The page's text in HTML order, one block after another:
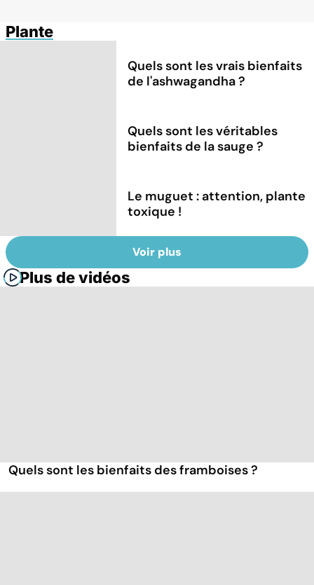
Plante
Quels sont les vrais bienfaits
de l'ashwagandha ?
Quels sont les véritables
bienfaits de la sauge ?
Le muguet : attention, plante
toxique !
Voir plus
Plus de vidéos
Quels sont les bienfaits des framboises ?